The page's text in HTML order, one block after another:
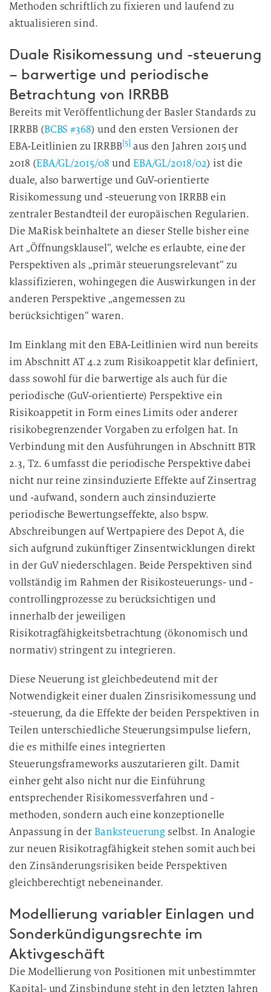
Methoden schriftlich zu fixieren und laufend zu
aktualisieren sind.
Duale Risikomessung und -steuerung
– barwertige und periodische
Betrachtung von IRRBB
Bereits mit Veröffentlichung der Basler Standards zu
IRRBB (BCBS #368) und den ersten Versionen der
EBA-Leitlinien zu IRRBB[5] aus den Jahren 2015 und
2018 (EBA/GL/2015/08 und EBA/GL/2018/02) ist die
duale, also barwertige und GuV-orientierte
Risikomessung und -steuerung von IRRBB ein
zentraler Bestandteil der europäischen Regularien.
Die MaRisk beinhaltete an dieser Stelle bisher eine
Art „Öffnungsklausel“, welche es erlaubte, eine der
Perspektiven als „primär steuerungsrelevant“ zu
klassifizieren, wohingegen die Auswirkungen in der
anderen Perspektive „angemessen zu
berücksichtigen“ waren.
Im Einklang mit den EBA-Leitlinien wird nun bereits
im Abschnitt AT 4.2 zum Risikoappetit klar definiert,
dass sowohl für die barwertige als auch für die
periodische (GuV-orientierte) Perspektive ein
Risikoappetit in Form eines Limits oder anderer
risikobegrenzender Vorgaben zu erfolgen hat. In
Verbindung mit den Ausführungen in Abschnitt BTR
2.3, Tz. 6 umfasst die periodische Perspektive dabei
nicht nur reine zinsinduzierte Effekte auf Zinsertrag
und -aufwand, sondern auch zinsinduzierte
periodische Bewertungseffekte, also bspw.
Abschreibungen auf Wertpapiere des Depot A, die
sich aufgrund zukünftiger Zinsentwicklungen direkt
in der GuV niederschlagen. Beide Perspektiven sind
vollständig im Rahmen der Risikosteuerungs- und -
controllingprozesse zu berücksichtigen und
innerhalb der jeweiligen
Risikotragfähigkeitsbetrachtung (ökonomisch und
normativ) stringent zu integrieren.
Diese Neuerung ist gleichbedeutend mit der
Notwendigkeit einer dualen Zinsrisikomessung und
‑steuerung, da die Effekte der beiden Perspektiven in
Teilen unterschiedliche Steuerungsimpulse liefern,
die es mithilfe eines integrierten
Steuerungsframeworks auszutarieren gilt. Damit
einher geht also nicht nur die Einführung
entsprechender Risikomessverfahren und -
methoden, sondern auch eine konzeptionelle
Anpassung in derBanksteuerung selbst. In Analogie
zur neuen Risikotragfähigkeit stehen somit auch bei
den Zinsänderungsrisiken beide Perspektiven
gleichberechtigt nebeneinander.
Modellierung variabler Einlagen und
Sonderkündigungsrechte im
Aktivgeschäft
Die Modellierung von Positionen mit unbestimmter
Kapital- und Zinsbindung steht in den letzten Jahren